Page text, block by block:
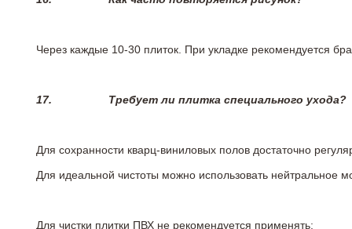
Через каждые 10-30 плиток. При укладке рекомендуется
17. Требует ли плитка специального ухода?
Для сохранности кварц-виниловых полов достаточно
Для идеальной чистоты можно использовать
Для чистки плитки ПВХ не рекомендуется применять: